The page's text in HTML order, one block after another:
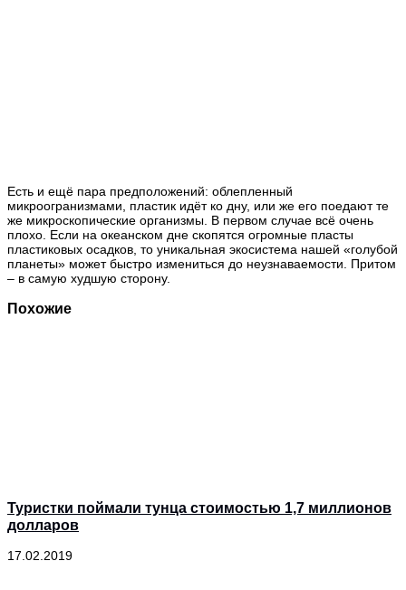
Есть и ещё пара предположений: облепленный
микроогранизмами, пластик идёт ко дну, или же его поедают те
же микроскопические организмы. В первом случае всё очень
плохо. Если на океанском дне скопятся огромные пласты
пластиковых осадков, то уникальная экосистема нашей «голубой
планеты» может быстро измениться до неузнаваемости. Притом
– в самую худшую сторону.
Похожие
Туристки поймали тунца стоимостью 1,7 миллионов
долларов
17.02.2019